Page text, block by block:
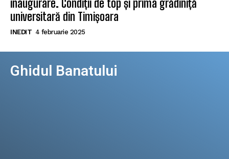
inaugurare. Condiții de top și prima grădiniță
universitară din Timișoara
INEDIT 4 februarie 2025
Ghidul Banatului